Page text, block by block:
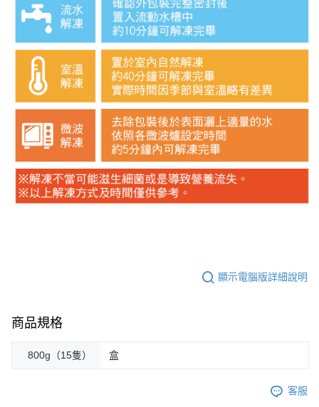
顯示電腦版詳細說明
商品規格
800g（15隻） 盒
客服